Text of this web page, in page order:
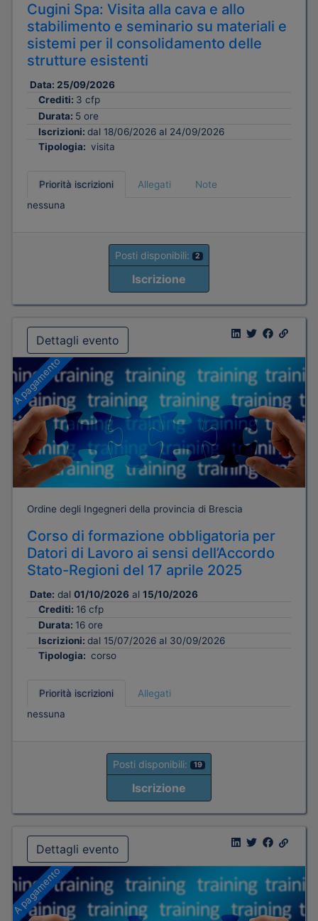
Cugini Spa: Visita alla cava e allo
stabilimento e seminario su materiali e
sistemi per il consolidamento delle
strutture esistenti
Data: 25/09/2026
Crediti: 3 cfp
Durata: 5 ore
Iscrizioni: dal 18/06/2026 al 24/09/2026
Tipologia: visita
Priorità iscrizioni Allegati
Note
nessuna
Posti disponibili: 2
Iscrizione
Dettagli evento
A pagamento
Ordine degli Ingegneri della provincia di Brescia
Corso di formazione obbligatoria per
Datori di Lavoro ai sensi dell’Accordo
Stato-Regioni del 17 aprile 2025
Date: dal 01/10/2026 al 15/10/2026
Crediti: 16 cfp
Durata: 16 ore
Iscrizioni: dal 15/07/2026 al 30/09/2026
Tipologia: corso
Priorità iscrizioni
Allegati
nessuna
Posti disponibili: 19
Iscrizione
Dettagli evento
A pagamento